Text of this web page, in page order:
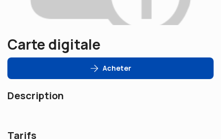
Carte digitale
Acheter
Description
Tarifs